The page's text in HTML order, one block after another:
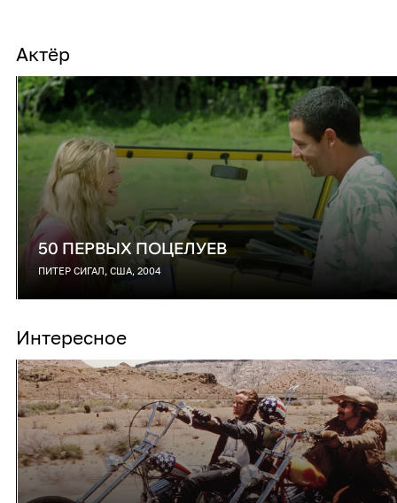
Актёр
50 ПЕРВЫХ ПОЦЕЛУЕВ
ПИТЕР СИГАЛ, США, 2004
Интересное